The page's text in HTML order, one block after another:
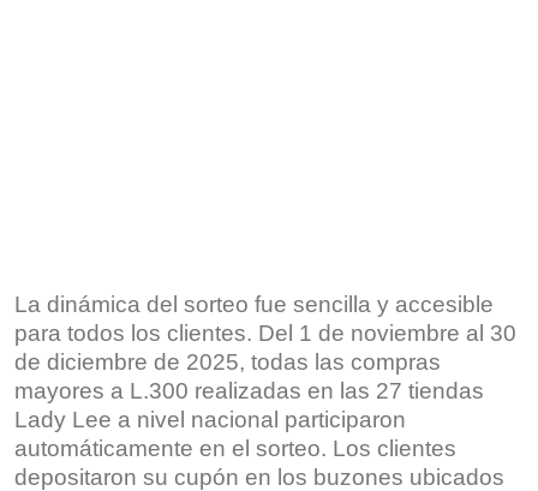
La dinámica del sorteo fue sencilla y accesible
para todos los clientes. Del 1 de noviembre al 30
de diciembre de 2025, todas las compras
mayores a L.300 realizadas en las 27 tiendas
Lady Lee a nivel nacional participaron
automáticamente en el sorteo. Los clientes
depositaron su cupón en los buzones ubicados